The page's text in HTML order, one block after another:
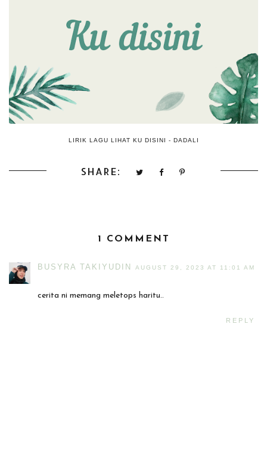
LIRIK LAGU LIHAT KU DISINI - DADALI
SHARE:
1 COMMENT
BUSYRA TAKIYUDIN AUGUST 29, 2023 AT 11:01 AM
cerita ni memang meletops haritu..
REPLY